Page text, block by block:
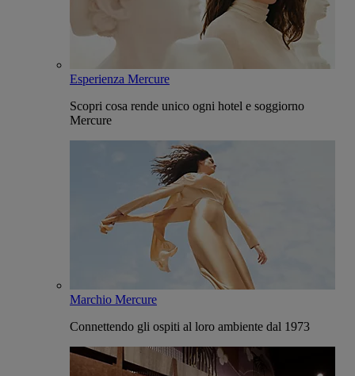
Esperienza Mercure
Scopri cosa rende unico ogni hotel e soggiorno
Mercure
Marchio Mercure
Connettendo gli ospiti al loro ambiente dal 1973